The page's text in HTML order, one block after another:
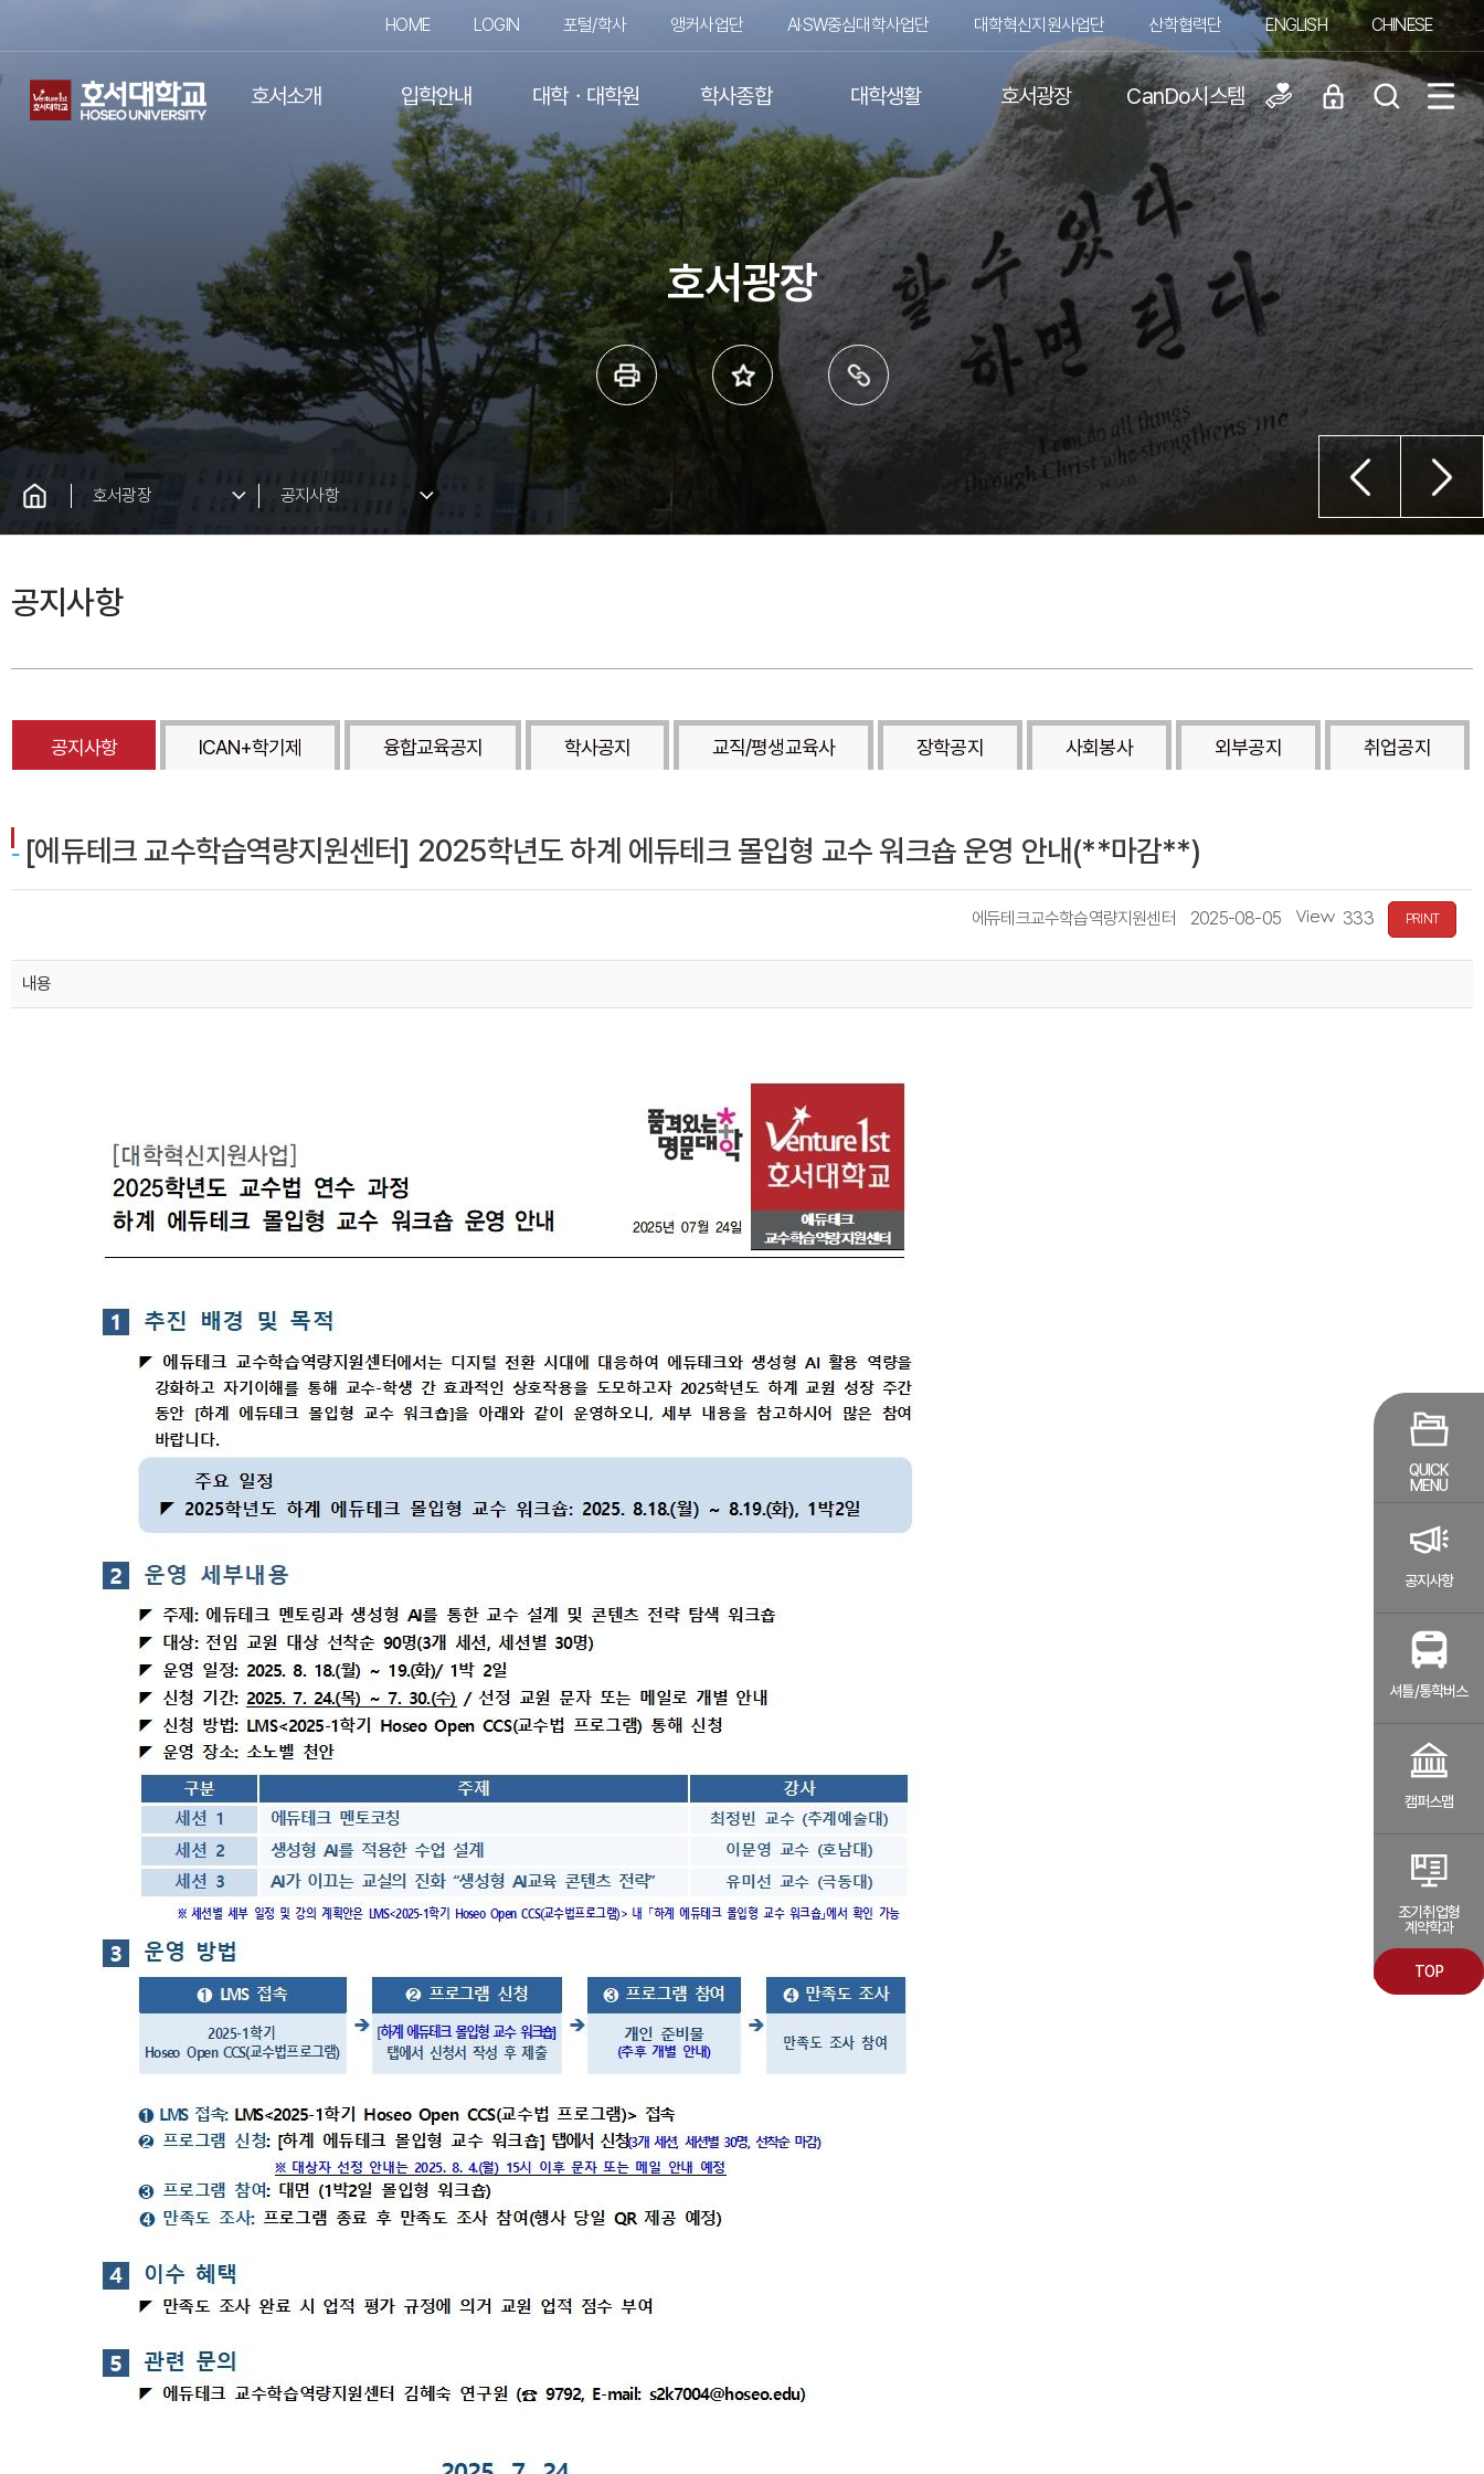
HOME LOGIN 포털/학사 앵커사업단 AI·SW중심대학사업단 대학혁신지원사업단 산학협력단 ENGLISH CHINESE
호서소개 입학안내 대학ㆍ대학원 학사종합 대학생활 호서광장 CanDo시스템
QUICK
MENU
공지사항
셔틀/통학버스
캠퍼스맵
조기취업형
계약학과
TOP
호서광장
호서광장 공지사항
IT서비스 안내
IT서비스안내-미사용
교내식당
공지사항
공지사항 ICAN+학기제 융합교육공지 학사공지 교직/평생교육사 장학공지 사회봉사 외부공지 취업공지
[에듀테크 교수학습역량지원센터] 2025학년도 하계 에듀테크 몰입형 교수 워크숍 운영 안내(**마감**)
작
에듀테크교수학습역량지원센터
등
자
2025-08-05
조
333 PRINT
내용